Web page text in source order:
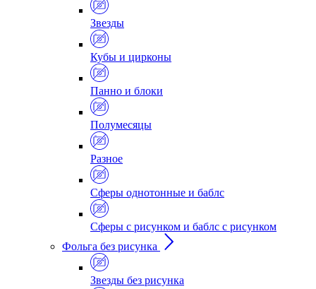
Звезды
Кубы и цирконы
Панно и блоки
Полумесяцы
Разное
Сферы однотонные и баблс
Сферы с рисунком и баблс с рисунком
Фольга без рисунка
Звезды без рисунка